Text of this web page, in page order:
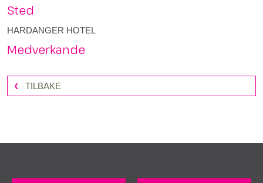
Sted
HARDANGER HOTEL
Medverkande
TILBAKE